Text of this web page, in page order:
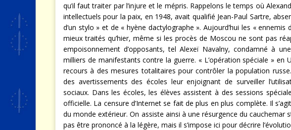
qu’il faut traiter par l’injure et le mépris. Rappelons le temps où
intellectuels pour la paix, en 1948, avait qualifié Jean-Paul Sartre,
d’un stylo » et de « hyène dactylographe ». Aujourd’hui les « ennemis
mieux traités qu’hier, même si les procès de Moscou ne sont pas
empoisonnement d’opposants, tel Alexeï Navalny, condamné à
milliers de manifestants contre la guerre. « L’opération spéciale » en
recours à des mesures totalitaires pour contrôler la population
des avertissements des écoles leur enjoignant de surveiller
sociaux. Dans les écoles, les élèves assistent à des sessions
officielle. La censure d’Internet se fait de plus en plus complète. Il
du monde extérieur. On assiste ainsi à une résurgence du
pas être prononcé à la légère, mais il s’impose ici pour décrire